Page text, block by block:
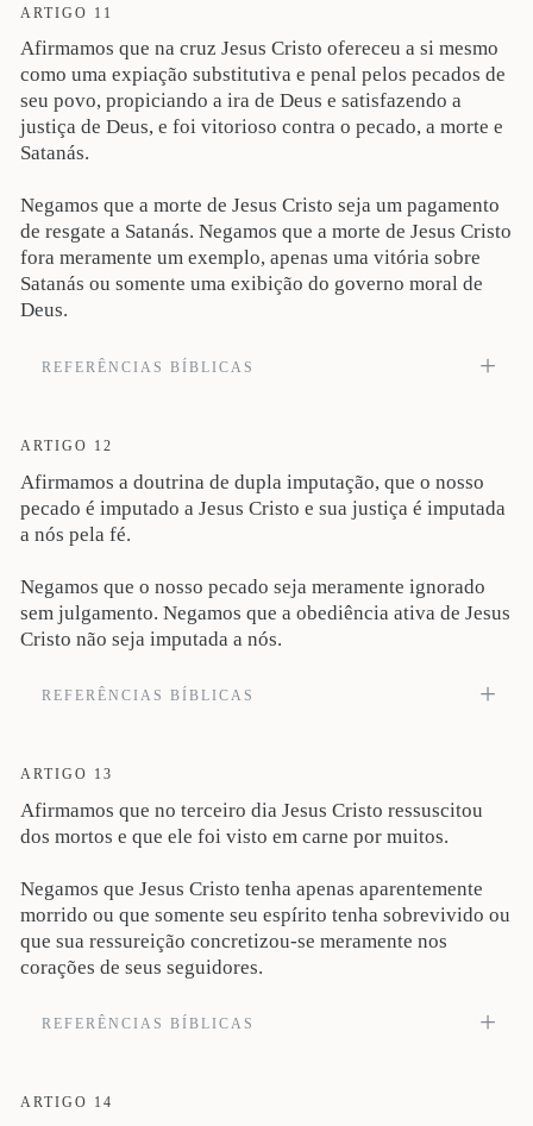
nosso Senhor (Rm 5:12-21). Veja também 1Co 15:22, 45-49; Ef 2:14-16; 5.23;
justos (Rm 5:19). Veja também Mt 3:15; Jo 8:29; 2Co 5:21; Fp 2:8; Hb 5:8.
ARTIGO 11
Afirmamos que na cruz Jesus Cristo ofereceu a si mesmo
como uma expiação substitutiva e penal pelos pecados de
seu povo, propiciando a ira de Deus e satisfazendo a
justiça de Deus, e foi vitorioso contra o pecado, a morte e
Satanás.
Negamos que a morte de Jesus Cristo seja um pagamento
de resgate a Satanás. Negamos que a morte de Jesus Cristo
fora meramente um exemplo, apenas uma vitória sobre
Satanás ou somente uma exibição do governo moral de
Deus.
REFERÊNCIAS BÍBLICAS
pecados anteriormente cometidos; tendo em vista a manifestação da sua justiça
em Jesus (Rm 3:25-26). Veja também Is 53; Rm 5:6, 8, 15; 6:10; 7:4; 8:34;
14:9, 15; 1Co 15:3; Ef 5.2; 1Ts 5:10; 2Tm 2:11; Hb 2:14, 17; 9:14-15; 10:14;
1Pe 2:24-25; 3:18; 1Jo 2:2; 4:10.
ARTIGO 12
Afirmamos a doutrina de dupla imputação, que o nosso
pecado é imputado a Jesus Cristo e sua justiça é imputada
a nós pela fé.
Negamos que o nosso pecado seja meramente ignorado
sem julgamento. Negamos que a obediência ativa de Jesus
Cristo não seja imputada a nós.
REFERÊNCIAS BÍBLICAS
5:18; 1Co 1:30; 2Co 9:9; Ef 6:14; Fp 1:11; 3:9; Hb 12:23.
ARTIGO 13
Afirmamos que no terceiro dia Jesus Cristo ressuscitou
dos mortos e que ele foi visto em carne por muitos.
Negamos que Jesus Cristo tenha apenas aparentemente
morrido ou que somente seu espírito tenha sobrevivido ou
que sua ressureição concretizou-se meramente nos
corações de seus seguidores.
REFERÊNCIAS BÍBLICAS
ressuscitado ao terceiro dia, segundo as Escrituras; que apareceu a Cefas, e
ARTIGO 14